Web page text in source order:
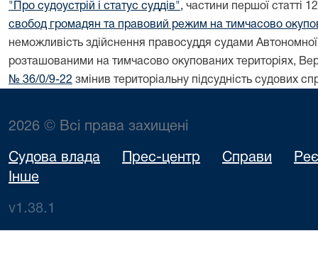
"Про судоустрій і статус суддів", частини першої статті
свобод громадян та правовий режим на тимчасово
неможливість здійснення правосуддя судами
розташованими на тимчасово окупованих територіях,
№ 36/0/9-22 змінив територіальну підсудність судових
2026 © Всі права захищені
Судова влада Прес-центр Справи
Інше
v1.38.1